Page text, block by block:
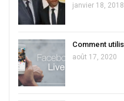
janvier 18, 2018
Comment
août 17, 2020